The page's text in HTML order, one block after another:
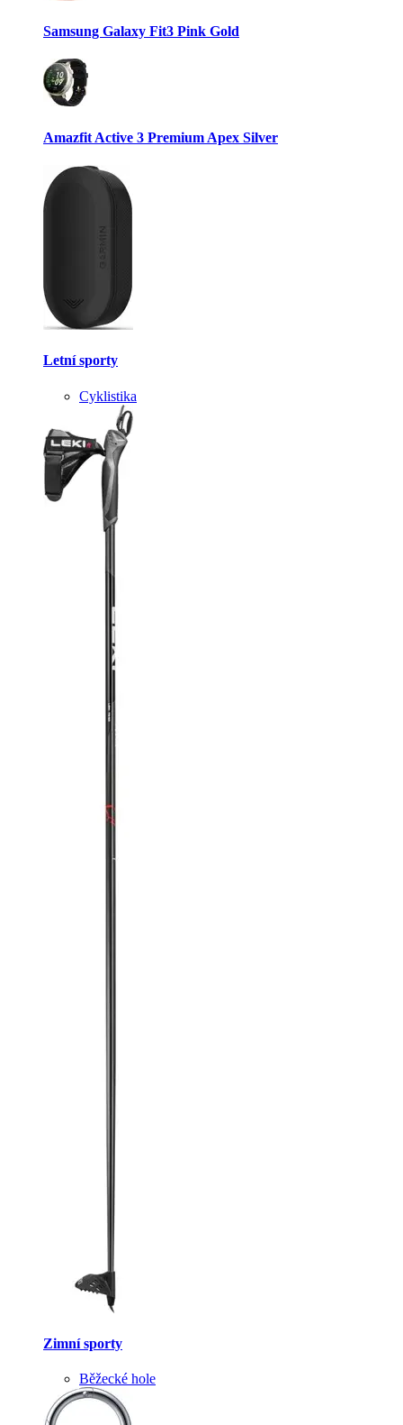
Samsung Galaxy Fit3 Pink Gold
Amazfit Active 3 Premium Apex Silver
Letní sporty
Cyklistika
Zimní sporty
Běžecké hole